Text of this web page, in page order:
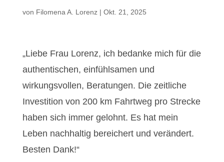
von Filomena A. Lorenz| Okt. 21, 2025
„Liebe Frau Lorenz, ich bedanke mich für die
authentischen, einfühlsamen und
wirkungsvollen, Beratungen. Die zeitliche
Investition von 200 km Fahrtweg pro Strecke
haben sich immer gelohnt. Es hat mein
Leben nachhaltig bereichert und verändert.
Besten Dank!“